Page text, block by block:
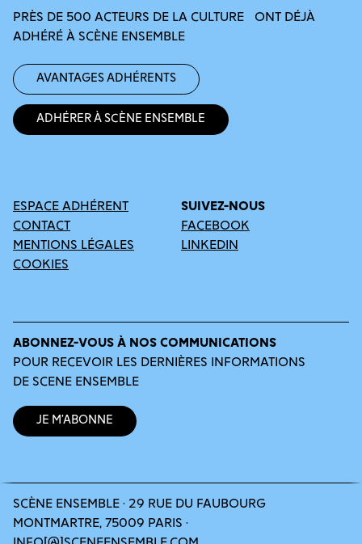
PRÈS DE 500 ACTEURS DE LA CULTURE ONT DÉJÀ
ADHÉRÉ À SCÈNE ENSEMBLE
Avantages adhérents
Adhérer à Scène Ensemble
ESPACE ADHÉRENT
CONTACT
MENTIONS LÉGALES
COOKIES
SUIVEZ-NOUS
FACEBOOK
LINKEDIN
ABONNEZ-VOUS À NOS COMMUNICATIONS
POUR RECEVOIR LES DERNIÈRES INFORMATIONS
DE SCENE ENSEMBLE
Je m’abonne
SCÈNE ENSEMBLE · 29 RUE DU FAUBOURG
MONTMARTRE, 75009 PARIS ·